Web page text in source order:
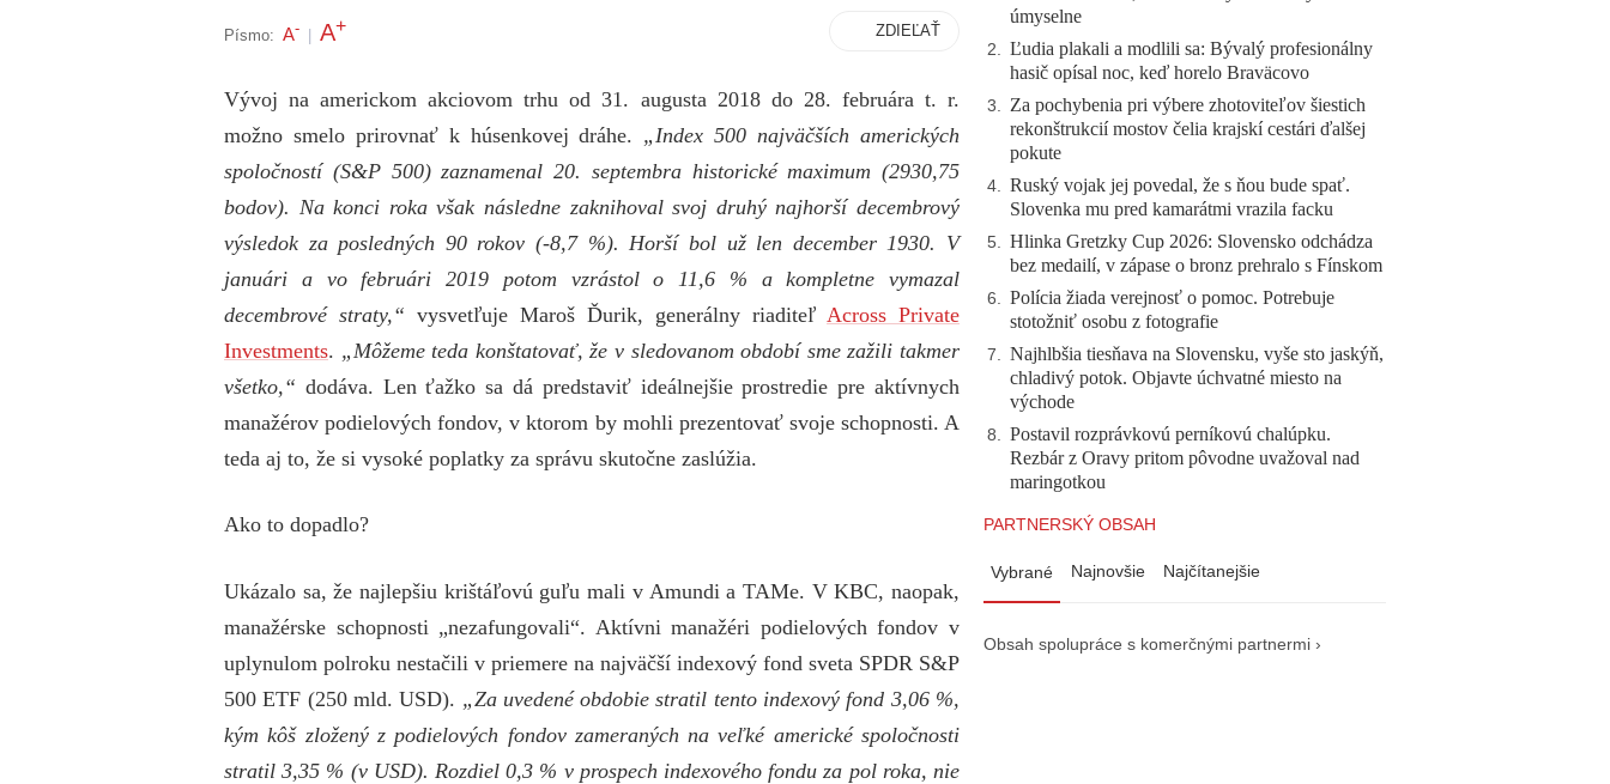
Písmo: A- A+ ZDIEĽAŤ
Vývoj na americkom akciovom trhu od 31. augusta 2018 do 28. februára t. r.
možno smelo prirovnať k húsenkovej dráhe. „Index 500 najväčších amerických
spoločností (S&P 500) zaznamenal 20. septembra historické maximum (2930,75
bodov). Na konci roka však následne zaknihoval svoj druhý najhorší decembrový
výsledok za posledných 90 rokov (-8,7 %). Horší bol už len december 1930. V
januári a vo februári 2019 potom vzrástol o 11,6 % a kompletne vymazal
decembrové straty,“ vysvetľuje Maroš Ďurik, generálny riaditeľ Across Private
Investments. „Môžeme teda konštatovať, že v sledovanom období sme zažili takmer
všetko,“ dodáva. Len ťažko sa dá predstaviť ideálnejšie prostredie pre aktívnych
manažérov podielových fondov, v ktorom by mohli prezentovať svoje schopnosti. A
teda aj to, že si vysoké poplatky za správu skutočne zaslúžia.
Ako to dopadlo?
Ukázalo sa, že najlepšiu krištáľovú guľu mali v Amundi a TAMe. V KBC, naopak,
manažérske schopnosti „nezafungovali“. Aktívni manažéri podielových fondov v
uplynulom polroku nestačili v priemere na najväčší indexový fond sveta SPDR S&P
500 ETF (250 mld. USD). „Za uvedené obdobie stratil tento indexový fond 3,06 %,
kým kôš zložený z podielových fondov zameraných na veľké americké spoločnosti
stratil 3,35 % (v USD). Rozdiel 0,3 % v prospech indexového fondu za pol roka, nie
úmyselne
2. Ľudia plakali a modlili sa: Bývalý profesionálny
hasič opísal noc, keď horelo Braväcovo
3. Za pochybenia pri výbere zhotoviteľov šiestich
rekonštrukcií mostov čelia krajskí cestári ďalšej
pokute
4. Ruský vojak jej povedal, že s ňou bude spať.
Slovenka mu pred kamarátmi vrazila facku
5. Hlinka Gretzky Cup 2026: Slovensko odchádza
bez medailí, v zápase o bronz prehralo s Fínskom
6. Polícia žiada verejnosť o pomoc. Potrebuje
stotožniť osobu z fotografie
7. Najhlbšia tiesňava na Slovensku, vyše sto jaskýň,
chladivý potok. Objavte úchvatné miesto na
východe
8. Postavil rozprávkovú perníkovú chalúpku.
Rezbár z Oravy pritom pôvodne uvažoval nad
maringotkou
PARTNERSKÝ OBSAH
Vybrané Najnovšie Najčítanejšie
Obsah spolupráce s komerčnými partnermi ›